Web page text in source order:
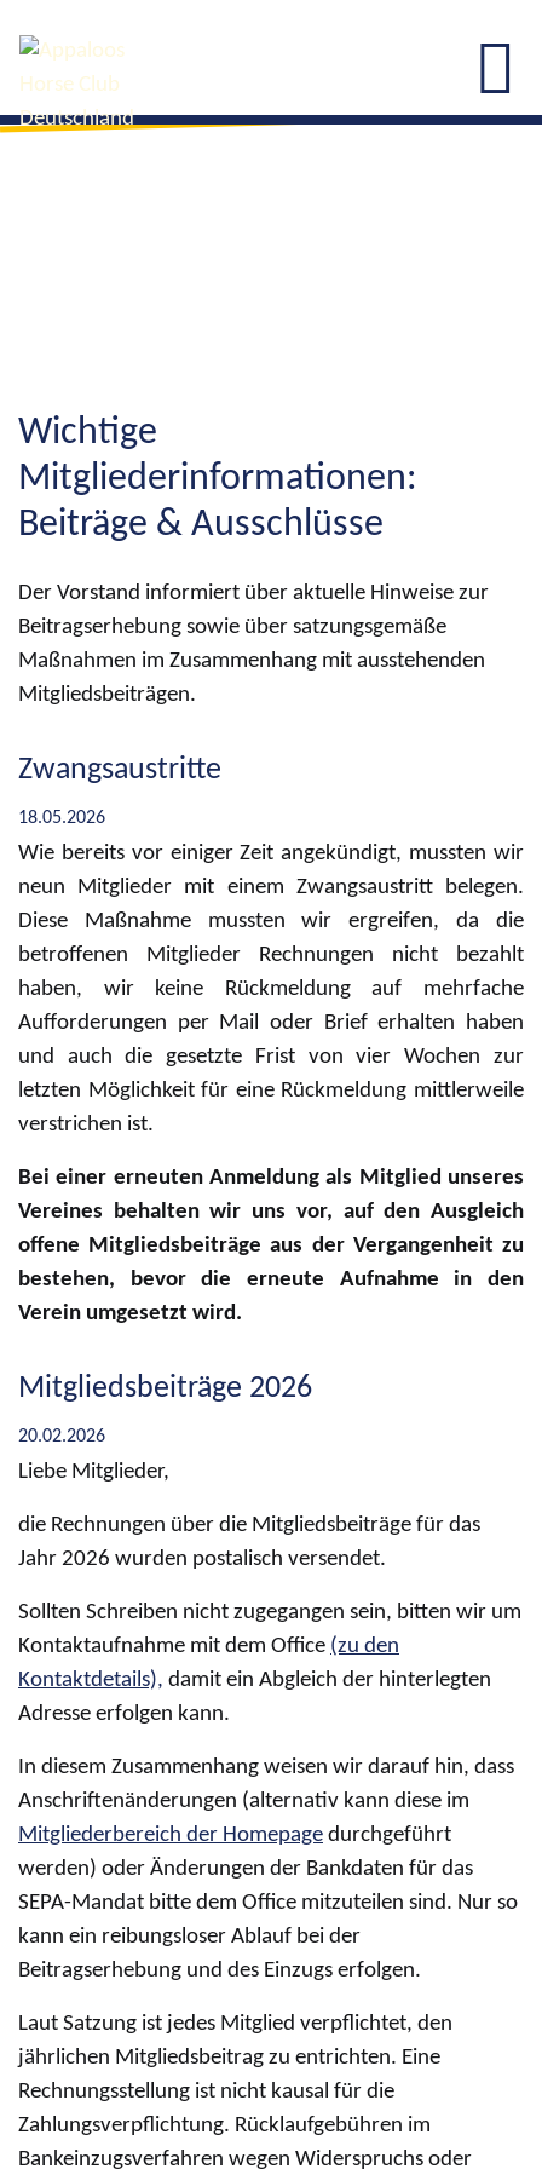
Wichtige
Mitgliederinformationen:
Beiträge & Ausschlüsse
Der Vorstand informiert über aktuelle Hinweise zur
Beitragserhebung sowie über satzungsgemäße
Maßnahmen im Zusammenhang mit ausstehenden
Mitgliedsbeiträgen.
Zwangsaustritte
18.05.2026
Wie bereits vor einiger Zeit angekündigt, mussten wir
neun Mitglieder mit einem Zwangsaustritt belegen.
Diese Maßnahme mussten wir ergreifen, da die
betroffenen Mitglieder Rechnungen nicht bezahlt
haben, wir keine Rückmeldung auf mehrfache
Aufforderungen per Mail oder Brief erhalten haben
und auch die gesetzte Frist von vier Wochen zur
letzten Möglichkeit für eine Rückmeldung mittlerweile
verstrichen ist.
Bei einer erneuten Anmeldung als Mitglied unseres
Vereines behalten wir uns vor, auf den Ausgleich
offene Mitgliedsbeiträge aus der Vergangenheit zu
bestehen, bevor die erneute Aufnahme in den
Verein umgesetzt wird.
Mitgliedsbeiträge 2026
20.02.2026
Liebe Mitglieder,
die Rechnungen über die Mitgliedsbeiträge für das
Jahr 2026 wurden postalisch versendet.
Sollten Schreiben nicht zugegangen sein, bitten wir um
Kontaktaufnahme mit dem Office (zu den
Kontaktdetails), damit ein Abgleich der hinterlegten
Adresse erfolgen kann.
In diesem Zusammenhang weisen wir darauf hin, dass
Anschriftenänderungen (alternativ kann diese im
Mitgliederbereich der Homepage durchgeführt
werden) oder Änderungen der Bankdaten für das
SEPA-Mandat bitte dem Office mitzuteilen sind. Nur so
kann ein reibungsloser Ablauf bei der
Beitragserhebung und des Einzugs erfolgen.
Laut Satzung ist jedes Mitglied verpflichtet, den
jährlichen Mitgliedsbeitrag zu entrichten. Eine
Rechnungsstellung ist nicht kausal für die
Zahlungsverpflichtung. Rücklaufgebühren im
Bankeinzugsverfahren wegen Widerspruchs oder